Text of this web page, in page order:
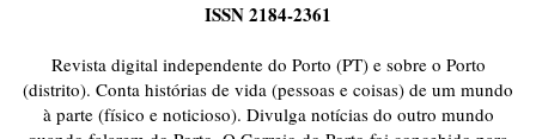
ISSN 2184-2361
Revista digital independente do Porto (PT) e sobre o Porto
(distrito). Conta histórias de vida (pessoas e coisas) de um mundo
à parte (físico e noticioso). Divulga notícias do outro mundo